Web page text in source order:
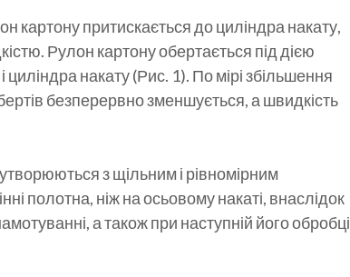
картону притискається до циліндра накату,
Рулон картону обертається під дією
накату (Рис. 1). По мірі збільшення
безперервно зменшується, а швидкість
з щільним і рівномірним
полотна, ніж на осьовому накаті, внаслідок
а також при наступній його обробці